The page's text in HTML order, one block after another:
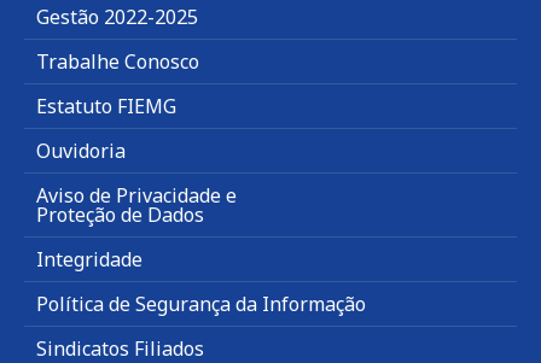
Gestão 2022-2025
Trabalhe Conosco
Estatuto FIEMG
Ouvidoria
Aviso de Privacidade e
Proteção de Dados
Integridade
Política de Segurança da Informação
Sindicatos Filiados